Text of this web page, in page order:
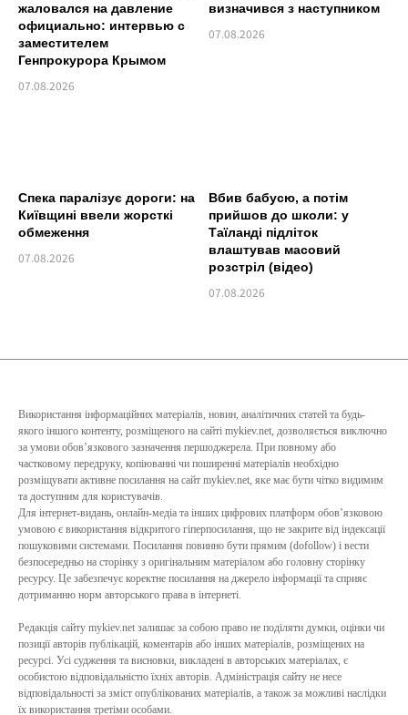
жаловался на давление
официально: интервью с
заместителем
Генпрокурора Крымом
07.08.2026
визначився з наступником
07.08.2026
Спека паралізує дороги: на
Київщині ввели жорсткі
обмеження
07.08.2026
Вбив бабусю, а потім
прийшов до школи: у
Таїланді підліток
влаштував масовий
розстріл (відео)
07.08.2026
Використання інформаційних матеріалів, новин, аналітичних статей та будь-
якого іншого контенту, розміщеного на сайті mykiev.net, дозволяється виключно
за умови обов’язкового зазначення першоджерела. При повному або
частковому передруку, копіюванні чи поширенні матеріалів необхідно
розміщувати активне посилання на сайт mykiev.net, яке має бути чітко видимим
та доступним для користувачів.
Для інтернет-видань, онлайн-медіа та інших цифрових платформ обов’язковою
умовою є використання відкритого гіперпосилання, що не закрите від індексації
пошуковими системами. Посилання повинно бути прямим (dofollow) і вести
безпосередньо на сторінку з оригінальним матеріалом або головну сторінку
ресурсу. Це забезпечує коректне посилання на джерело інформації та сприяє
дотриманню норм авторського права в інтернеті.
Редакція сайту mykiev.net залишає за собою право не поділяти думки, оцінки чи
позиції авторів публікацій, коментарів або інших матеріалів, розміщених на
ресурсі. Усі судження та висновки, викладені в авторських матеріалах, є
особистою відповідальністю їхніх авторів. Адміністрація сайту не несе
відповідальності за зміст опублікованих матеріалів, а також за можливі наслідки
їх використання третіми особами.